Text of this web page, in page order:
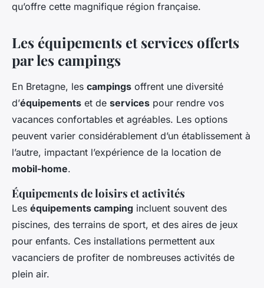
qu’offre cette magnifique région française.
Les équipements et services offerts
par les campings
En Bretagne, les campings offrent une diversité
d’équipements et de services pour rendre vos
vacances confortables et agréables. Les options
peuvent varier considérablement d’un établissement à
l’autre, impactant l’expérience de la location de
mobil-home.
Équipements de loisirs et activités
Les équipements camping incluent souvent des
piscines, des terrains de sport, et des aires de jeux
pour enfants. Ces installations permettent aux
vacanciers de profiter de nombreuses activités de
plein air.